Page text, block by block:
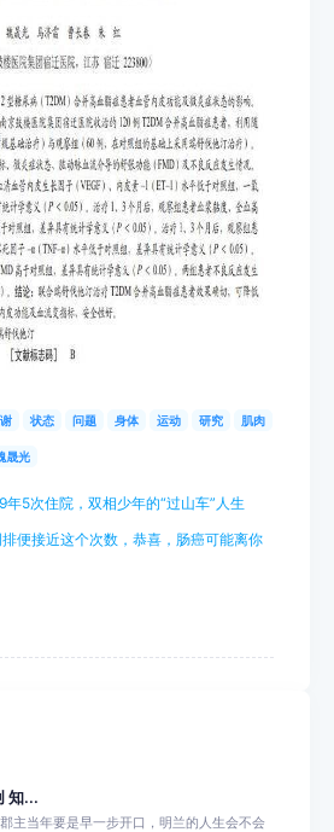
状态 问题 身体 运动 研究 肌肉
晟光
年5次住院，双相少年的“过山车”人生
便接近这个次数，恭喜，肠癌可能离你
知...
主当年要是早一步开口，明兰的人生会不会